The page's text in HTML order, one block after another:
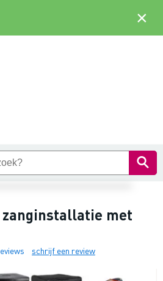
zanginstallatie met
schrijf een review
×